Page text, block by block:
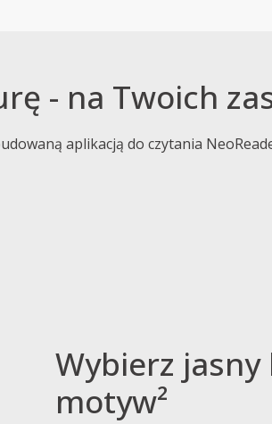
- na Twoich
aplikacją do czytania
Wybierz
motyw²